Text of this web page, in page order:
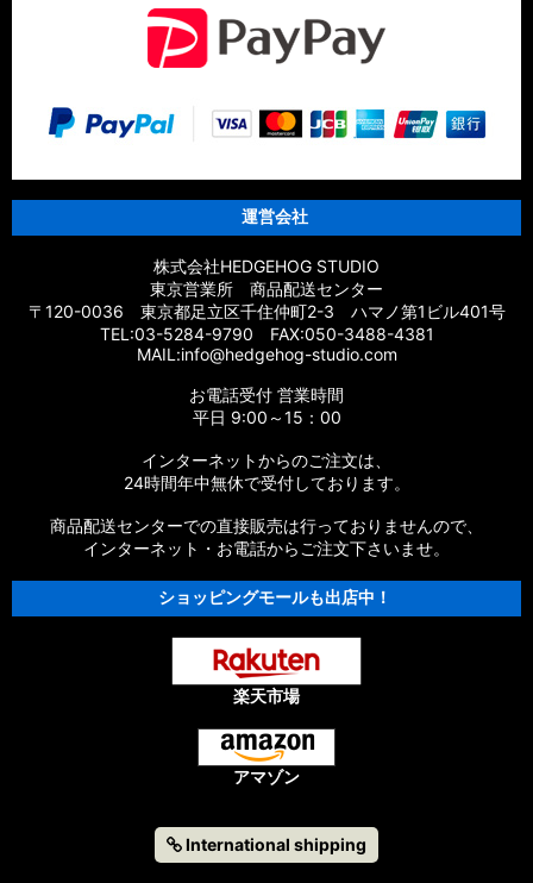
【シマノ】21エクスセンス［EXSENCE］対応 カスタムパーツ
【シマノ】20エクスセンスBB［EXSENCE BB］対応 カスタム
パーツ
【シマノ】18エクスセンスCI4+［EXSENCE CI4+］対応 カス
タムパーツ
【シマノ】17エクスセンス［EXSENCE］対応 カスタムパーツ
【シマノ】16エクスセンスLB［EXSENCE LB］対応 カスタム
【シマノ】14エクスセンスBB［EXSENCE BB］対応 カスタム
【シマノ】13エクスセンスLB［EXSENCE LB］対応 カスタム
【シマノ】12エクスセンスCI4+［EXSENCE CI4+］対応 カス
タムパーツ
【シマノ】11-12エクスセンスBB［EXSENCE BB］対応 カスタ
【シマノ】11エクスセンスLB SS［EXSENCE LB SS］対応 カ
運営会社
株式会社HEDGEHOG STUDIO
東京営業所 商品配送センター
〒120-0036 東京都足立区千住仲町2-3 ハマノ第1ビル401号
TEL:03-5284-9790 FAX:050-3488-4381
MAIL:info@hedgehog-studio.com
お電話受付 営業時間
平日 9:00～15：00
インターネットからのご注文は、
24時間年中無休で受付しております。
商品配送センターでの直接販売は行っておりませんので、
インターネット・お電話からご注文下さいませ。
ショッピングモールも出店中！
楽天市場
アマゾン
International shipping